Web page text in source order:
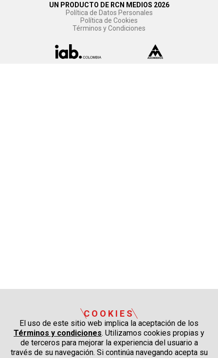
UN PRODUCTO DE RCN MEDIOS 2026
Política de Datos Personales
Política de Cookies
Términos y Condiciones
COOKIES
El uso de este sitio web implica la aceptación de los
Términos y condiciones. Utilizamos cookies propias y
de terceros para mejorar la experiencia del usuario a
través de su navegación. Si continúa navegando acepta su